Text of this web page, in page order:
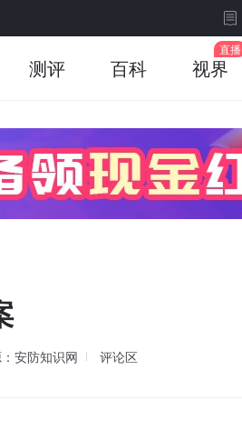
测评 百科 视界
安防知识网 评论区